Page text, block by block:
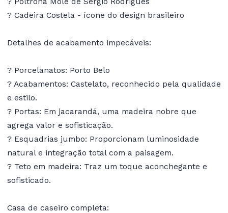
? Cadeira Costela - ícone do design brasileiro
Detalhes de acabamento impecáveis:
? Porcelanatos: Porto Belo
? Acabamentos: Castelato, reconhecido pela qualidade
e estilo.
? Portas: Em jacarandá, uma madeira nobre que
agrega valor e sofisticação.
? Esquadrias jumbo: Proporcionam luminosidade
natural e integração total com a paisagem.
? Teto em madeira: Traz um toque aconchegante e
sofisticado.
Casa de caseiro completa: